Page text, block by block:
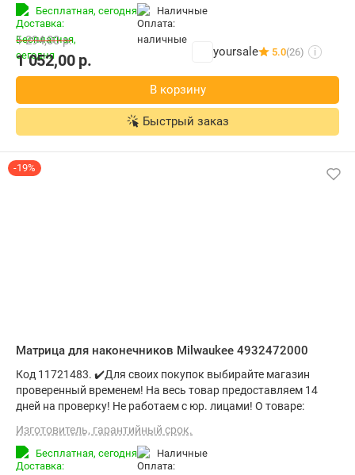
Бесплатная, сегодня наличные
1 052,00р.
1 294,00р.
yoursale 5.0(26) i
В корзину
Быстрый заказ
-19%
Матрица для наконечников Milwaukee 4932472000
Код 11721483. ✔️Для своих покупок выбирайте магазин
проверенный временем! На весь товар предоставляем 14
дней на проверку! Не работаем с юр. лицами! О товаре:
Изготовитель, гарантийный срок.
Бесплатная, сегодня наличные